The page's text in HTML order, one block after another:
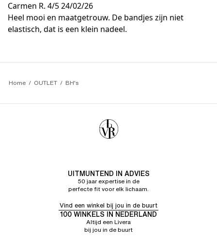
Carmen R. 4/524/02/26
Heel mooi en maatgetrouw. De bandjes zijn niet
elastisch, dat is een klein nadeel.
Home OUTLET BH's
UITMUNTEND IN ADVIES
50 jaar expertise in de
perfecte fit voor elk lichaam.
Vind een winkel bij jou in de buurt
100 WINKELS IN NEDERLAND
Altijd een Livera
bij jou in de buurt